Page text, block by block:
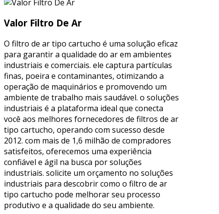
Valor Filtro De Ar
O filtro de ar tipo cartucho é uma solução eficaz
para garantir a qualidade do ar em ambientes
industriais e comerciais. ele captura partículas
finas, poeira e contaminantes, otimizando a
operação de maquinários e promovendo um
ambiente de trabalho mais saudável. o soluções
industriais é a plataforma ideal que conecta
você aos melhores fornecedores de filtros de ar
tipo cartucho, operando com sucesso desde
2012. com mais de 1,6 milhão de compradores
satisfeitos, oferecemos uma experiência
confiável e ágil na busca por soluções
industriais. solicite um orçamento no soluções
industriais para descobrir como o filtro de ar
tipo cartucho pode melhorar seu processo
produtivo e a qualidade do seu ambiente.